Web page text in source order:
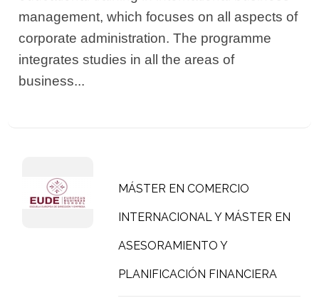
management, which focuses on all aspects of
corporate administration. The programme
integrates studies in all the areas of
business...
MÁSTER EN COMERCIO
INTERNACIONAL Y MÁSTER EN
ASESORAMIENTO Y
PLANIFICACIÓN FINANCIERA